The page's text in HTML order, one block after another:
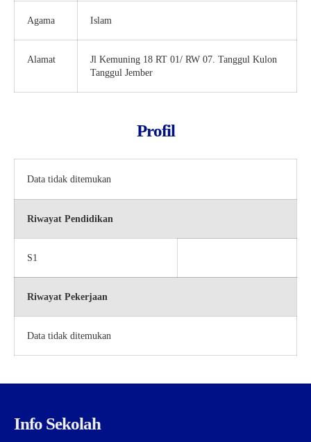
Agama Islam
Alamat
Jl Kemuning 18 RT 01/ RW 07. Tanggul Kulon
Tanggul Jember
Profil
Data tidak ditemukan
Riwayat Pendidikan
S1
Riwayat Pekerjaan
Data tidak ditemukan
Info Sekolah